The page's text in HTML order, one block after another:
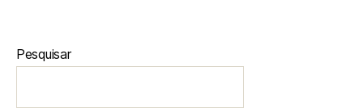
Pesquisar